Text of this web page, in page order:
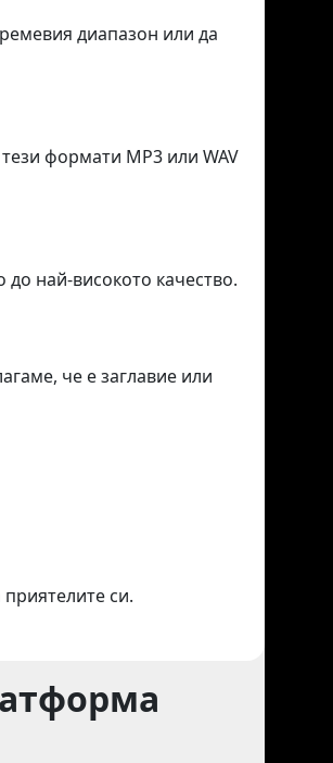
диапазон или да
формати MP3 или WAV
най-високото качество.
че е заглавие или
си.